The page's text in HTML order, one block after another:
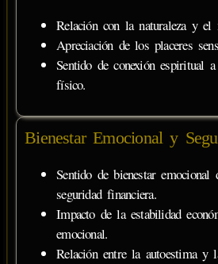
Relación con la naturaleza y el
Apreciación de los placeres
Sentido de conexión espiritual
físico.
Bienestar Emocional y
Sentido de bienestar emocional
seguridad financiera.
Impacto de la estabilidad
emocional.
Relación entre la autoestima y